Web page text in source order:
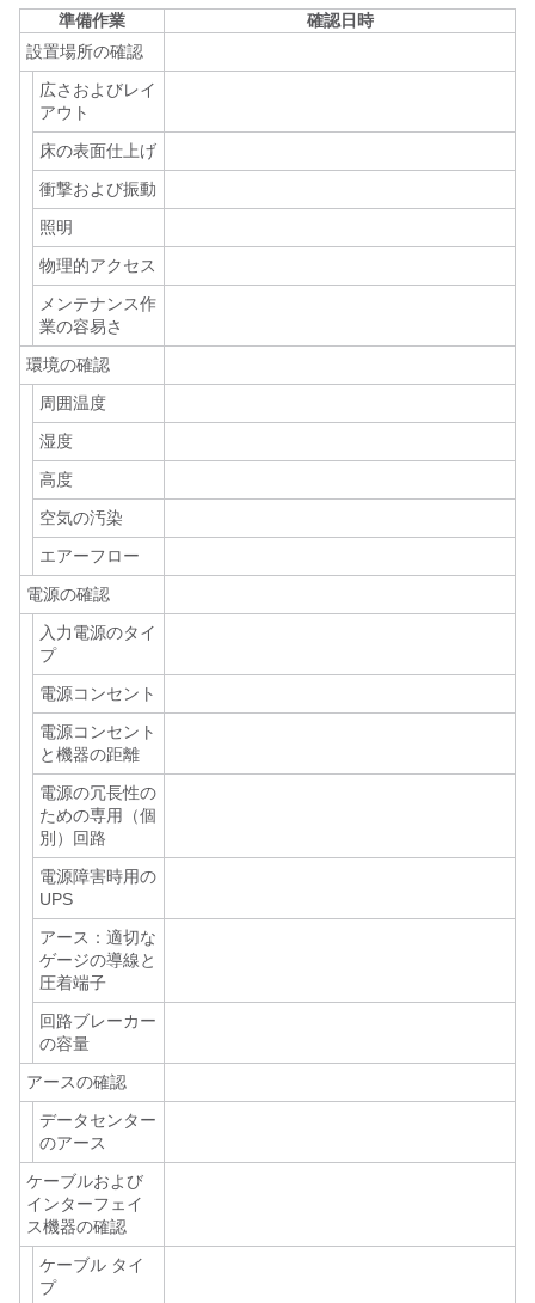
準備作業
確認日時
設置場所の確認
広さおよびレイ
アウト
床の表面仕上げ
衝撃および振動
照明
物理的アクセス
メンテナンス作
業の容易さ
環境の確認
周囲温度
湿度
高度
空気の汚染
エアーフロー
電源の確認
入力電源のタイ
プ
電源コンセント
電源コンセント
と機器の距離
電源の冗長性の
ための専用（個
別）回路
電源障害時用の
UPS
アース：適切な
ゲージの導線と
圧着端子
回路ブレーカー
の容量
アースの確認
データセンター
のアース
ケーブルおよび
インターフェイ
ス機器の確認
ケーブル タイ
プ